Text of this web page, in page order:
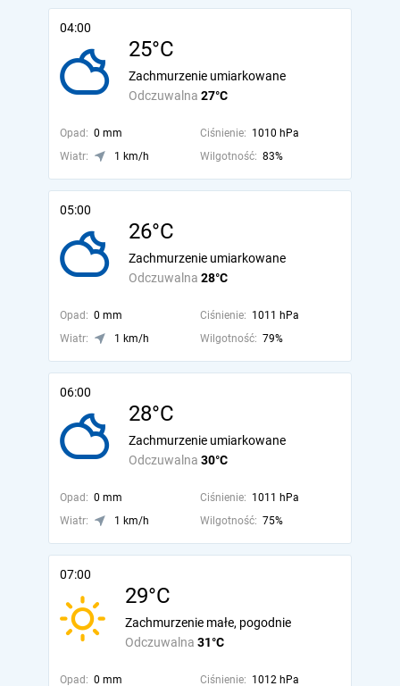
04:00
25°C
Odczuwalna 27°C
Zachmurzenie umiarkowane
Opad: 0 mm Ciśnienie: 1010 hPa
Wiatr:
1 km/h Wilgotność: 83%
05:00
26°C
Odczuwalna 28°C
Zachmurzenie umiarkowane
Opad: 0 mm Ciśnienie: 1011 hPa
Wiatr:
1 km/h Wilgotność: 79%
06:00
28°C
Odczuwalna 30°C
Zachmurzenie umiarkowane
Opad: 0 mm Ciśnienie: 1011 hPa
Wiatr:
1 km/h Wilgotność: 75%
07:00
29°C
Odczuwalna 31°C
Zachmurzenie małe, pogodnie
Opad: 0 mm Ciśnienie: 1012 hPa